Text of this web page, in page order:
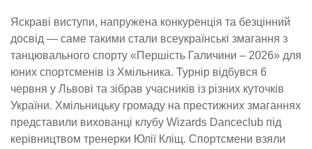
Яскраві виступи, напружена конкуренція та безцінний
досвід — саме такими стали всеукраїнські змагання з
танцювального спорту «Першість Галичини – 2026» для
юних спортсменів із Хмільника. Турнір відбувся 6
червня у Львові та зібрав учасників із різних куточків
України. Хмільницьку громаду на престижних змаганнях
представили вихованці клубу Wizards Danceclub під
керівництвом тренерки Юлії Кліщ. Спортсмени взяли